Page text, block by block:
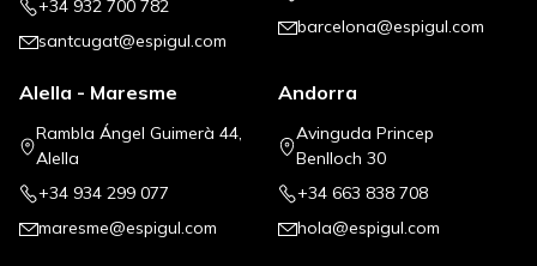
+34 932 700 782
santcugat@espigul.com
barcelona@espigul.com
Alella - Maresme
Rambla Ángel Guimerà 44,
Alella
+34 934 299 077
maresme@espigul.com
Andorra
Avinguda Princep
Benlloch 30
+34 663 838 708
hola@espigul.com